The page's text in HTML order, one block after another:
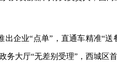
出企业“点单”，直通车精准“
大厅“无差别受理”，西城区